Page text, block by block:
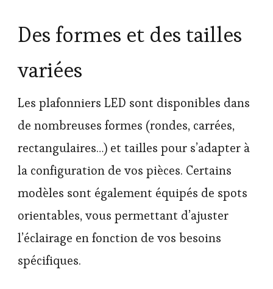
Des formes et des tailles
variées
Les plafonniers LED sont disponibles dans
de nombreuses formes (rondes, carrées,
rectangulaires…) et tailles pour s’adapter à
la configuration de vos pièces. Certains
modèles sont également équipés de spots
orientables, vous permettant d’ajuster
l’éclairage en fonction de vos besoins
spécifiques.